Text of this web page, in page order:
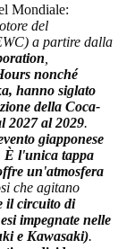
Mondiale:
del
a partire dalla
nonché
hanno siglato
della Coca-
2027 al 2029.
giapponese
È l'unica tappa
un'atmosfera
che agitano
il circuito di
impegnate nelle
e Kawasaki).